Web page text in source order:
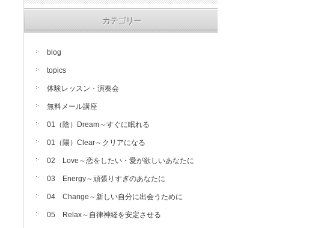
カテゴリー
blog
topics
体験レッスン・演奏会
無料メール講座
01（陰）Dream～すぐに眠れる
01（陽）Clear～クリアになる
02 Love～恋をしたい・愛が欲しいあなたに
03 Energy～頑張りすぎのあなたに
04 Change～新しい自分に出会うために
05 Relax～自律神経を安定させる